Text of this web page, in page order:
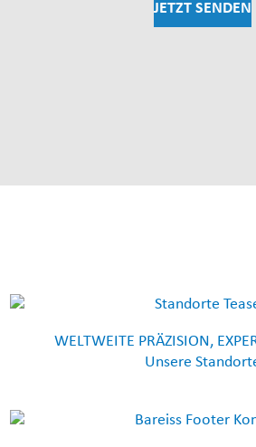
WELTWEITE PRÄZISION,
Unsere